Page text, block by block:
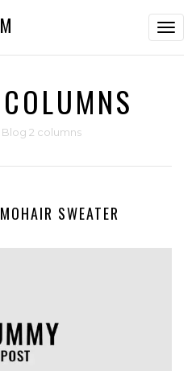
Blog 2 columns
SWEATER